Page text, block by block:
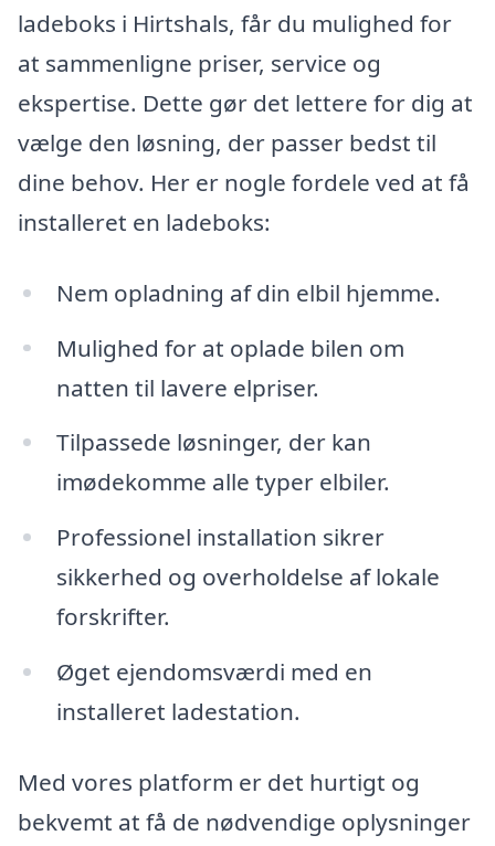
ladeboks i Hirtshals, får du mulighed for
at sammenligne priser, service og
ekspertise. Dette gør det lettere for dig at
vælge den løsning, der passer bedst til
dine behov. Her er nogle fordele ved at få
installeret en ladeboks:
Nem opladning af din elbil hjemme.
Mulighed for at oplade bilen om
natten til lavere elpriser.
Tilpassede løsninger, der kan
imødekomme alle typer elbiler.
Professionel installation sikrer
sikkerhed og overholdelse af lokale
forskrifter.
Øget ejendomsværdi med en
installeret ladestation.
Med vores platform er det hurtigt og
bekvemt at få de nødvendige oplysninger